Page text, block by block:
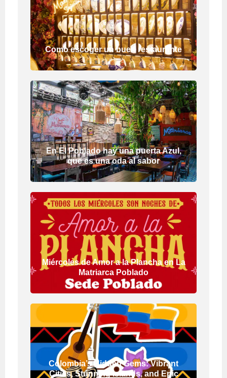
Como escoger un buen restaurante
En El Poblado hay una puerta Azul,
que es una oda al sabor
Miércoles de Amor a la Plancha en La
Matriarca Poblado
Colombia’s Hidden Gems: Vibrant
Cities, Stunning Islands, and Epic